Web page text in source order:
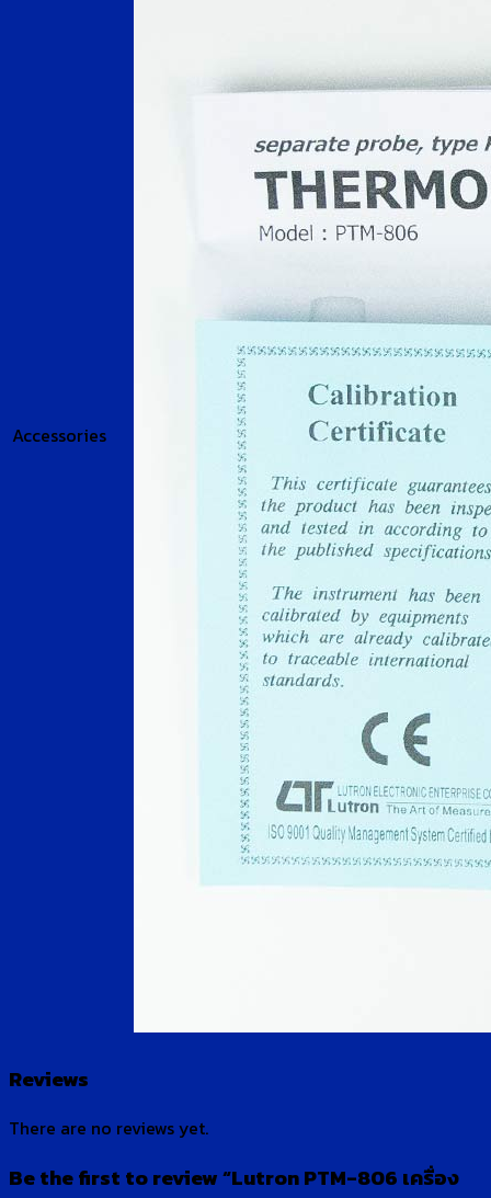
Accessories
Reviews
There are no reviews yet.
Be the first to review “Lutron PTM-806 เครื่อง